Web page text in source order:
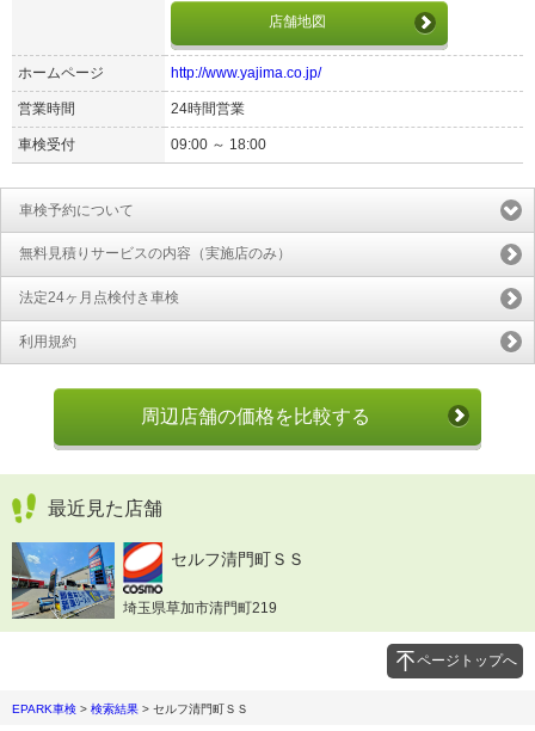
店舗地図
ホームページ http://www.yajima.co.jp/
営業時間 24時間営業
車検受付 09:00 ～ 18:00
車検予約について
無料見積りサービスの内容（実施店のみ）
法定24ヶ月点検付き車検
利用規約
周辺店舗の価格を比較する
最近見た店舗
セルフ清門町ＳＳ
埼玉県草加市清門町219
ページトップへ
EPARK車検 > 検索結果 > セルフ清門町ＳＳ